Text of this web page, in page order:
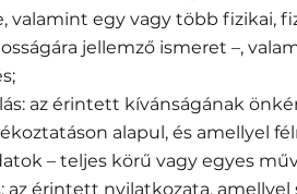
valamint egy vagy több fizikai,
jellemző ismeret –,
az érintett kívánságának
alapul, és amellyel
– teljes körű vagy egyes
az érintett nyilatkozata,